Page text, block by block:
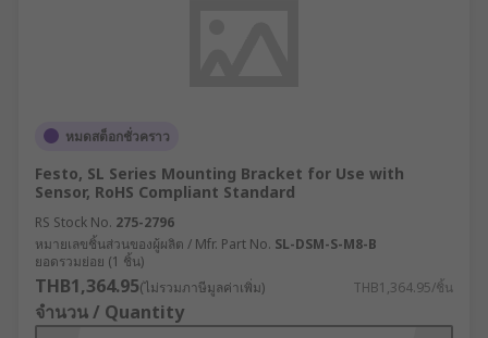
หมดสต็อกชั่วคราว
Festo, SL Series Mounting Bracket for Use with
Sensor, RoHS Compliant Standard
RS Stock No. 275-2796
หมายเลขชิ้นส่วนของผู้ผลิต / Mfr. Part No. SL-DSM-S-M8-B
ยอดรวมย่อย (1 ชิ้น)
THB1,364.95(ไม่รวมภาษีมูลค่าเพิ่ม) THB1,364.95/ชิ้น
จำนวน / Quantity